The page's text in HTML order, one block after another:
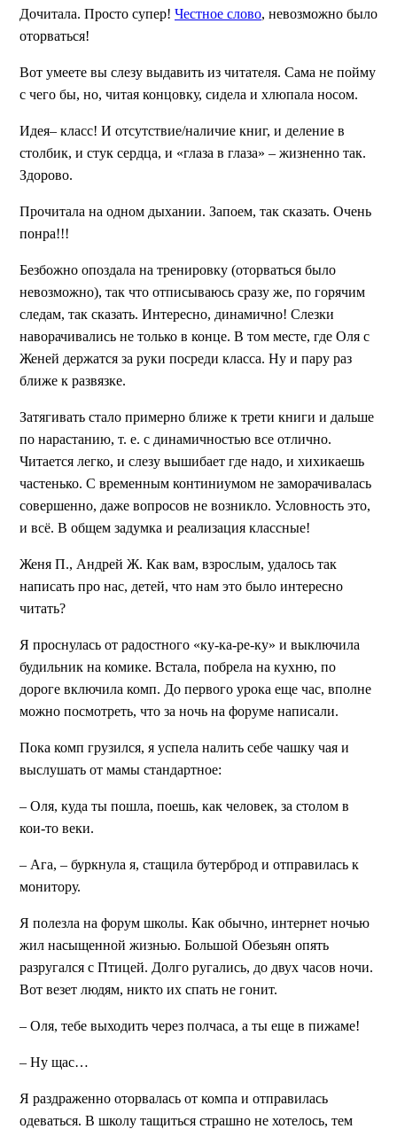
Дочитала. Просто супер! Честное слово, невозможно было
оторваться!
Вот умеете вы слезу выдавить из читателя. Сама не пойму
с чего бы, но, читая концовку, сидела и хлюпала носом.
Идея– класс! И отсутствие/наличие книг, и деление в
столбик, и стук сердца, и «глаза в глаза» – жизненно так.
Здорово.
Прочитала на одном дыхании. Запоем, так сказать. Очень
понра!!!
Безбожно опоздала на тренировку (оторваться было
невозможно), так что отписываюсь сразу же, по горячим
следам, так сказать. Интересно, динамично! Слезки
наворачивались не только в конце. В том месте, где Оля с
Женей держатся за руки посреди класса. Ну и пару раз
ближе к развязке.
Затягивать стало примерно ближе к трети книги и дальше
по нарастанию, т. е. с динамичностью все отлично.
Читается легко, и слезу вышибает где надо, и хихикаешь
частенько. С временным континиумом не заморачивалась
совершенно, даже вопросов не возникло. Условность это,
и всё. В общем задумка и реализация классные!
Женя П., Андрей Ж. Как вам, взрослым, удалось так
написать про нас, детей, что нам это было интересно
читать?
Я проснулась от радостного «ку-ка-ре-ку» и выключила
будильник на комике. Встала, побрела на кухню, по
дороге включила комп. До первого урока еще час, вполне
можно посмотреть, что за ночь на форуме написали.
Пока комп грузился, я успела налить себе чашку чая и
выслушать от мамы стандартное:
– Оля, куда ты пошла, поешь, как человек, за столом в
кои-то веки.
– Ага, – буркнула я, стащила бутерброд и отправилась к
монитору.
Я полезла на форум школы. Как обычно, интернет ночью
жил насыщенной жизнью. Большой Обезьян опять
разругался с Птицей. Долго ругались, до двух часов ночи.
Вот везет людям, никто их спать не гонит.
– Оля, тебе выходить через полчаса, а ты еще в пижаме!
– Ну щас…
Я раздраженно оторвалась от компа и отправилась
одеваться. В школу тащиться страшно не хотелось, тем